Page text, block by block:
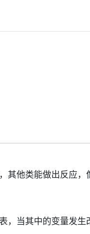
其他类能做出反应
，当其中的变量发